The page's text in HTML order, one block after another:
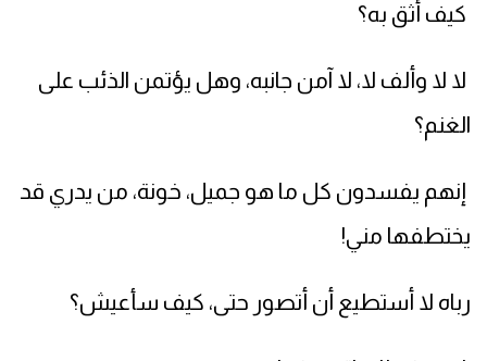
كيف أثق به؟
لا لا وألف لا، لا آمن جانبه، وهل يؤتمن الذئب على
الغنم؟
إنهم يفسدون كل ما هو جميل، خونة، من يدري قد
يختطفها مني!
رباه لا أستطيع أن أتصور حتى، كيف سأعيش؟